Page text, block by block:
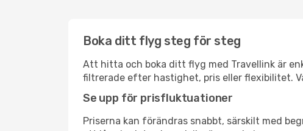
Boka ditt flyg steg för steg
Att hitta och boka ditt flyg med Travellink är
filtrerade efter hastighet, pris eller flexibilitet.
Se upp för prisfluktuationer
Priserna kan förändras snabbt, särskilt med